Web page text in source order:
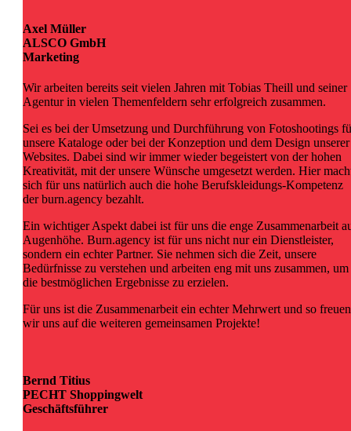
Axel Müller
ALSCO GmbH
Marketing
Wir arbeiten bereits seit vielen Jahren mit Tobias Theill und seiner
Agentur in vielen Themenfeldern sehr erfolgreich zusammen.
Sei es bei der Umsetzung und Durchführung von Fotoshootings
unsere Kataloge oder bei der Konzeption und dem Design unserer
Websites. Dabei sind wir immer wieder begeistert von der hohen
Kreativität, mit der unsere Wünsche umgesetzt werden. Hier
sich für uns natürlich auch die hohe Berufskleidungs-Kompetenz
der burn.agency bezahlt.
Ein wichtiger Aspekt dabei ist für uns die enge Zusammenarbeit
Augenhöhe. Burn.agency ist für uns nicht nur ein Dienstleister,
sondern ein echter Partner. Sie nehmen sich die Zeit, unsere
Bedürfnisse zu verstehen und arbeiten eng mit uns zusammen, um
die bestmöglichen Ergebnisse zu erzielen.
Für uns ist die Zusammenarbeit ein echter Mehrwert und so freuen
wir uns auf die weiteren gemeinsamen Projekte!
Bernd Titius
PECHT Shoppingwelt
Geschäftsführer